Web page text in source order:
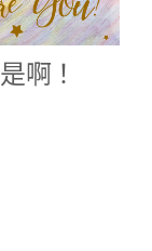
啊！